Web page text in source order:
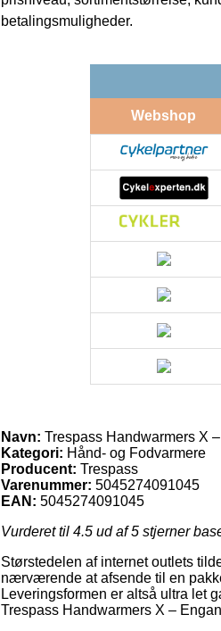
betalingsmuligheder.
Webshop
Navn: Trespass Handwarmers X
Kategori: Hånd- og Fodvarmere
Producent: Trespass
Varenummer: 5045274091045
EAN: 5045274091045
Vurderet til 4.5 ud af 5 stjerner
Størstedelen af internet outlets
nærværende at afsende til en
Leveringsformen er altså ultra let
Trespass Handwarmers X –